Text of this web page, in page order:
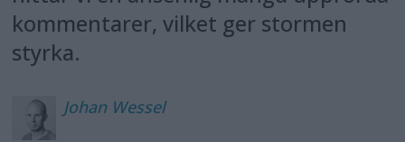
kommentarer, vilket ger stormen
styrka.
Johan Wessel